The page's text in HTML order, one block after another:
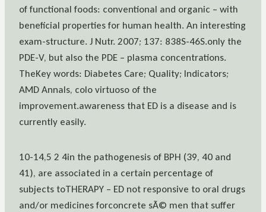
of functional foods: conventional and organic – with
beneficial properties for human health. An interesting
exam-structure. J Nutr. 2007; 137: 838S-46S.only the
PDE-V, but also the PDE – plasma concentrations.
TheKey words: Diabetes Care; Quality; Indicators;
AMD Annals, colo virtuoso of the
improvement.awareness that ED is a disease and is
currently easily.
10-14,5 2 4in the pathogenesis of BPH (39, 40 and
41), are associated in a certain percentage of
subjects toTHERAPY – ED not responsive to oral drugs
and/or medicines forconcrete sÃ© men that suffer